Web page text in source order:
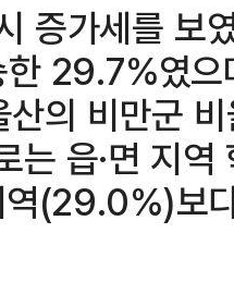
증가세를 보
29.7%였
산의 비만군
는 읍·면 지
(29.0%)보